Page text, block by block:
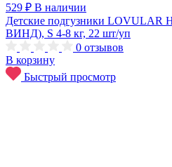
529 ₽ В наличии
Детские подгузники
ВИНД), S 4-8 кг, 22 шт/уп
0 отзывов
В корзину
Быстрый просмотр